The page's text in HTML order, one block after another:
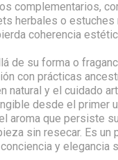
complementarios,
herbales o
coherencia
de su forma o
con prácticas
natural y el cuidado
desde el primer
aroma que persiste
sin resecar. Es un
y elegancia